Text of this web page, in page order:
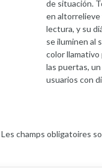
de situación.
en altorrelieve
lectura, y su
se iluminen al
color llamativo
las puertas,
usuarios con
Les champs obligatoires